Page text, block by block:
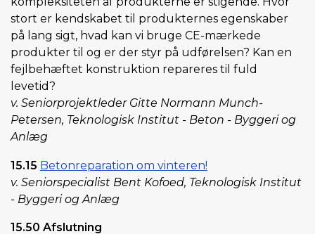
stort er kendskabet til produkternes egenskaber
på lang sigt, hvad kan vi bruge CE-mærkede
produkter til og er der styr på udførelsen? Kan en
fejlbehæftet konstruktion repareres til fuld
levetid?
v. Seniorprojektleder Gitte Normann Munch-
Petersen, Teknologisk Institut - Beton - Byggeri og
Anlæg
15.15 Betonreparation om vinteren!
v. Seniorspecialist Bent Kofoed, Teknologisk Institut
- Byggeri og Anlæg
15.50 Afslutning